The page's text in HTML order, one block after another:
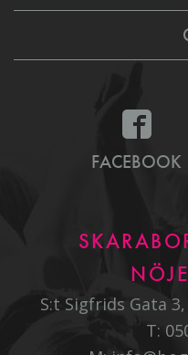
FACEBOOK
S:t Sigfrids Gata
T: